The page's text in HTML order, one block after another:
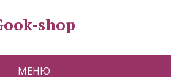
shop
МЕНЮ